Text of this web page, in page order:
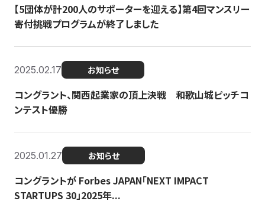
【5団体が計200人のサポーターを迎える】​​第4回マンスリー
寄付挑戦プログラムが終了しました
2025.02.17 お知らせ
コングラント、関西起業家の頂上決戦 和歌山城ピッチコ
ンテスト優勝
2025.01.27 お知らせ
コングラントが Forbes JAPAN「NEXT IMPACT
STARTUPS 30」2025年...